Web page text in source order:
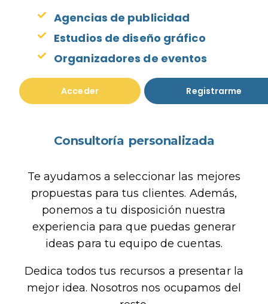
Agencias de publicidad​
Estudios de diseño gráfico​
Organizadores de eventos​
Acceder Registrarme
Consultoría personalizada
Te ayudamos a seleccionar las mejores
propuestas para tus clientes. Además,
ponemos a tu disposición nuestra
experiencia para que puedas generar
ideas para tu equipo de cuentas.
Dedica todos tus recursos a presentar la
mejor idea. Nosotros nos ocupamos del